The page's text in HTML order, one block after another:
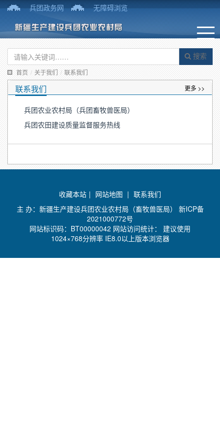
兵团政务网 无障碍浏览
搜索
首页 / 关于我们 / 联系我们
联系我们 更多 >>
兵团农业农村局（兵团畜牧兽医局）
兵团农田建设质量监督服务热线
收藏本站 | 网站地图 | 联系我们
主 办：新疆生产建设兵团农业农村局（畜牧兽医局） 新ICP备
2021000772号
网站标识码：BT00000042 网站访问统计： 建议使用
1024×768分辨率 IE8.0以上版本浏览器